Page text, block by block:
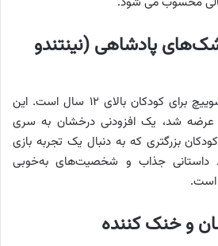
اشک‌های پادشاهی (نینتندو
یک بازی تک‌نفره نینتندو سوییچ برای کودکان بالای ۱۲ سال است. این
بازی که در ماه مه ۲۰۲۳ عرضه شد، یک افزودنی درخشان به سری
بزرگتری که به دنبال یک تجربه بازی
داستانی جذاب و شخصیت‌های به‌خوبی
است.